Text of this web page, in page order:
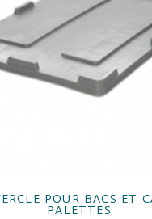
POUR BACS ET
PALETTES